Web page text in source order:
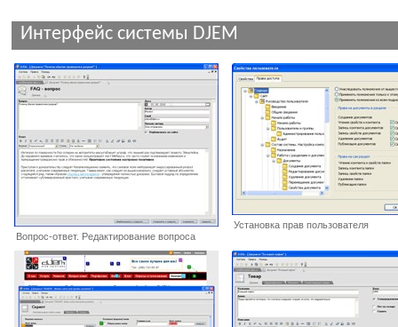
Интерфейс системы DJEM
Вопрос-ответ. Редактирование вопроса
Установка прав пользователя